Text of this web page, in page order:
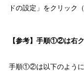
ドの設定」をクリック
【参考】手順①②は右
手順①②は以下のように